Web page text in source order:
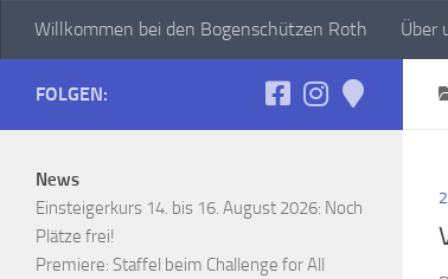
Zum Inhalt springen
Willkommen bei den Bogenschützen Roth Über
FOLGEN:
News
Einsteigerkurs 14. bis 16. August 2026: Noch
Plätze frei!
Premiere: Staffel beim Challenge for All